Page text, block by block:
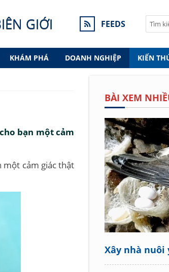
GIỚI FEEDS
KHÁM PHÁ DOANH NGHIỆP KIẾN
bạn một cảm
một cảm giác thật
BÀI XEM
Xây nhà nuôi